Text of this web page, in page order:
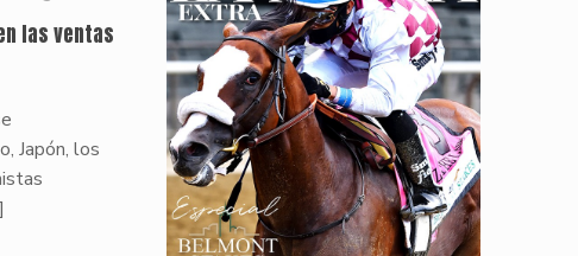
las ventas
Japón, los